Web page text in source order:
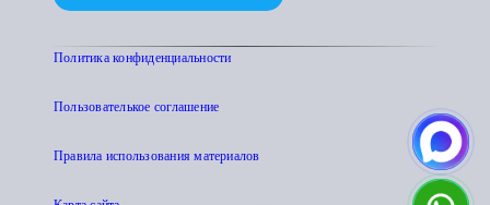
Политика конфиденциальности
Пользователькое соглашение
Правила использования материалов